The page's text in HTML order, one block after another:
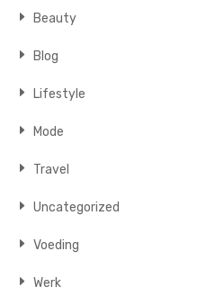
Beauty
Blog
Lifestyle
Mode
Travel
Uncategorized
Voeding
Werk